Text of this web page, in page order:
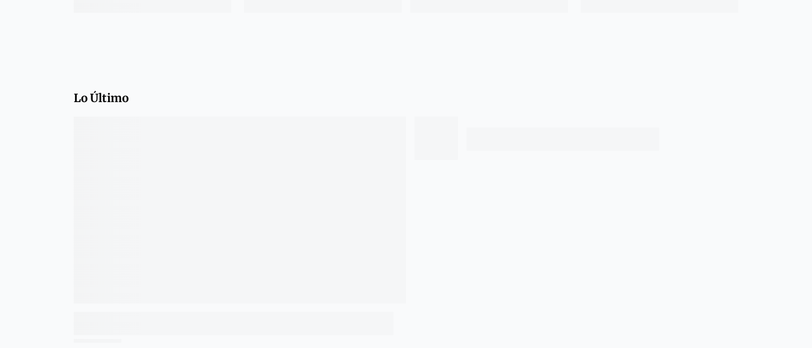
Lo Último